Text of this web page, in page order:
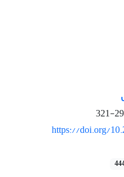
https://doi.org/